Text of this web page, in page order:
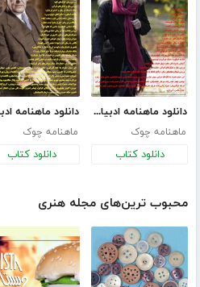
دانلود ماهنامه ادبیات داستانی چوک - شماره 147
ماهنامه چوک
دانلود کتاب
ماهنامه چوک
دانلود کتاب
محبوب ترین‌های مجله هنری